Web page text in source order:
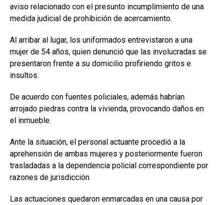
aviso relacionado con el presunto incumplimiento de una
medida judicial de prohibición de acercamiento.
Al arribar al lugar, los uniformados entrevistaron a una
mujer de 54 años, quien denunció que las involucradas se
presentaron frente a su domicilio profiriendo gritos e
insultos.
De acuerdo con fuentes policiales, además habrían
arrojado piedras contra la vivienda, provocando daños en
el inmueble.
Ante la situación, el personal actuante procedió a la
aprehensión de ambas mujeres y posteriormente fueron
trasladadas a la dependencia policial correspondiente por
razones de jurisdicción.
Las actuaciones quedaron enmarcadas en una causa por